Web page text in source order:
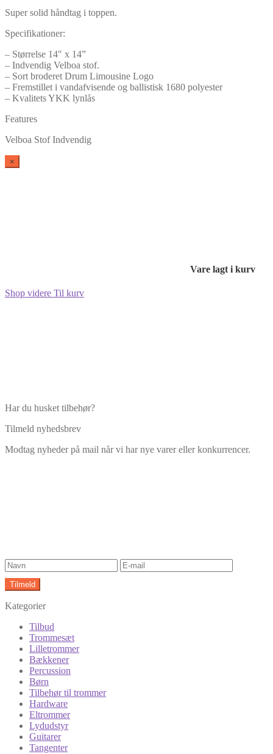
Super solid håndtag i toppen.
Specifikationer:
– Størrelse 14″ x 14”
– Indvendig Velboa stof.
– Sort broderet Drum Limousine Logo
– Fremstillet i vandafvisende og ballistisk 1680 polyester
– Kvalitets YKK lynlås
Features
Velboa Stof Indvendig
×
Vare lagt i kurv
Shop videre Til kurv
Har du husket tilbehør?
Tilmeld nyhedsbrev
Modtag nyheder på mail når vi har nye varer eller konkurrencer.
Kategorier
Tilbud
Trommesæt
Lilletrommer
Bækkener
Percussion
Børn
Tilbehør til trommer
Hardware
Eltrommer
Lydudstyr
Guitarer
Tangenter